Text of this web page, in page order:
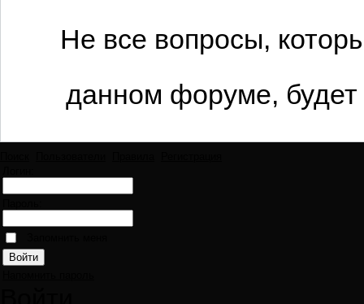
Не все вопросы,
данном форуме,